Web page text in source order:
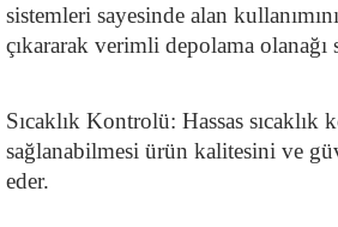
sistemleri sayesinde alan
çıkararak verimli depolama olanağı
Sıcaklık Kontrolü: Hassas sıcaklık
sağlanabilmesi ürün kalitesini ve
eder.